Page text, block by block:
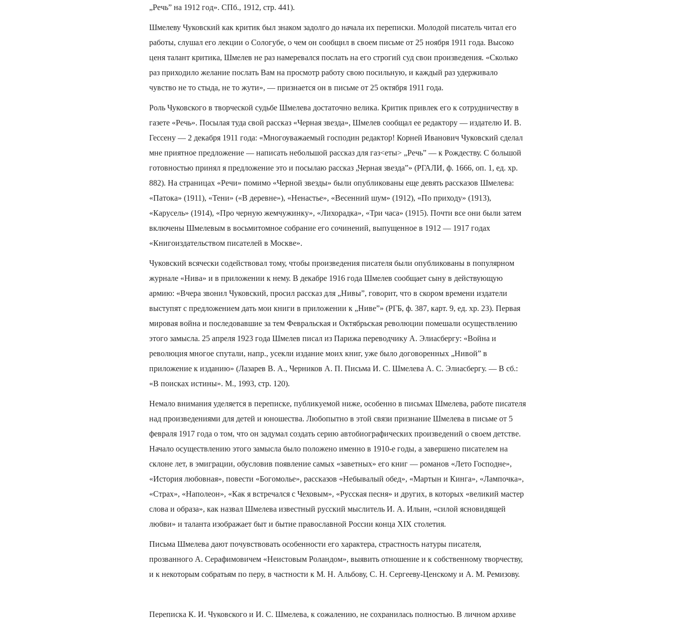
„Речь” на 1912 год». СПб., 1912, стр. 441).
Шмелеву Чуковский как критик был знаком задолго до начала их переписки. Молодой писатель читал его
работы, слушал его лекции о Сологубе, о чем он сообщил в своем письме от 25 ноября 1911 года. Высоко
ценя талант критика, Шмелев не раз намеревался послать на его строгий суд свои произведения. «Сколько
раз приходило желание послать Вам на просмотр работу свою посильную, и каждый раз удерживало
чувство не то стыда, не то жути», — признается он в письме от 25 октября 1911 года.
Роль Чуковского в творческой судьбе Шмелева достаточно велика. Критик привлек его к сотрудничеству в
газете «Речь». Посылая туда свой рассказ «Черная звезда», Шмелев сообщал ее редактору — издателю И. В.
Гессену — 2 декабря 1911 года: «Многоуважаемый господин редактор! Корней Иванович Чуковский сделал
мне приятное предложение — написать небольшой рассказ для газ<еты> „Речь” — к Рождеству. С большой
готовностью принял я предложение это и посылаю рассказ „Черная звезда”» (РГАЛИ, ф. 1666, оп. 1, ед. х­р.
882). На страницах «Речи» помимо «Черной звезды» были опубликованы еще девять рассказов Шмелева:
«Патока» (1911), «Тени» («В деревне»), «Ненастье», «Весенний шум» (1912), «По приходу» (1913),
«Карусель» (1914), «Про черную жемчужинку», «Лихорадка», «Три часа» (1915). Почти все они были затем
включены Шмелевым в восьмитомное собрание его сочинений, выпущенное в 1912 — 1917 годах
«Книгоиздательством писателей в Москве».
Чуковский всячески содействовал тому, чтобы произведения писателя были опубликованы в популярном
журнале «Нива» и в приложении к нему. В декабре 1916 года Шмелев сообщает сыну в действующую
армию: «Вчера звонил Чуковский, просил рассказ для „Нивы”, говорит, что в скором времени издатели
выступят с предложением дать мои книги в приложении к „Ниве”» (РГБ, ф. 387, карт. 9, ед. хр. 23). Первая
мировая война и последовавшие за тем Февральская и Октябрьская революции помешали осуществлению
этого замысла. 25 апреля 1923 года Шмелев писал из Парижа переводчику А. Элиасбергу: «Война и
революция многое спутали, напр., усекли издание моих книг, уже было договоренных „Нивой” в
приложение к изданию» (Лазарев В. А., Черников А. П. Письма И. С. Шмелева А. С. Элиас­бергу. — В сб.:
«В поисках истины». М., 1993, стр. 120).
Немало внимания уделяется в переписке, публикуемой ниже, особенно в письмах Шмелева, работе писателя
над произведениями для детей и юношества. Любопытно в этой связи признание Шмелева в письме от 5
февраля 1917 года о том, что он задумал создать серию автобиографических произведений о своем детстве.
Начало осуществлению этого замысла было положено именно в 1910-е годы, а завершено писателем на
склоне лет, в эмиграции, обусловив появление самых «заветных» его книг — романов «Лето Господне»,
«История любовная», повести «Богомолье», рассказов «Небывалый обед», «Мартын и Кинга», «Лампочка»,
«Страх», «Наполеон», «Как я встречался с Чеховым», «Русская песня» и других, в которых «великий мастер
слова и образа», как назвал Шмелева известный русский мыслитель И. А. Ильин, «силой ясновидящей
любви» и таланта изображает быт и бытие православной России конца XIX столетия.
Письма Шмелева дают почувствовать особенности его характера, страстность натуры писателя,
прозванного А. Серафимовичем «Неистовым Роландом», выявить отношение и к собственному творчеству,
и к некоторым собратьям по перу, в частности к М. Н. Альбову, С. Н. Сергееву-Ценскому и А. М. Ремизову.
Переписка К. И. Чуковского и И. С. Шмелева, к сожалению, не сохранилась полностью. В личном архиве